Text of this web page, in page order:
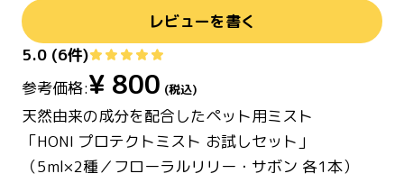
レビューを書く
5.0 (6件)
参考価格:¥ 800 (税込)
天然由来の成分を配合したペット用ミスト
「HONI プロテクトミスト お試しセット」
（5ml×2種／フローラルリリー・サボン 各1本）